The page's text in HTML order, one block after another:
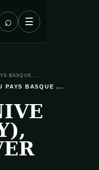
⌕ ☰
BASQUE ...
PAYS BASQUE ...